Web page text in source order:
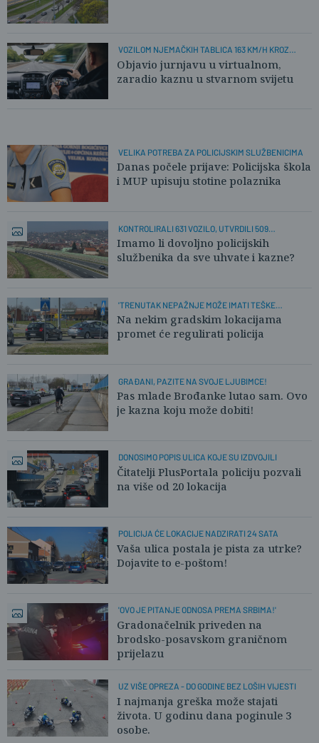
VOZILOM NJEMAČKIH TABLICA 163 KM/H KROZ
NASELJE
Objavio jurnjavu u virtualnom,
zaradio kaznu u stvarnom svijetu
VELIKA POTREBA ZA POLICIJSKIM SLUŽBENICIMA
Danas počele prijave: Policijska škola
i MUP upisuju stotine polaznika
KONTROLIRALI 631 VOZILO, UTVRDILI 509
PREKRŠAJA
Imamo li dovoljno policijskih
službenika da sve uhvate i kazne?
'TRENUTAK NEPAŽNJE MOŽE IMATI TEŠKE
POSLJEDICE!'
Na nekim gradskim lokacijama
promet će regulirati policija
GRAĐANI, PAZITE NA SVOJE LJUBIMCE!
Pas mlade Brođanke lutao sam. Ovo
je kazna koju može dobiti!
DONOSIMO POPIS ULICA KOJE SU IZDVOJILI
Čitatelji PlusPortala policiju pozvali
na više od 20 lokacija
POLICIJA ĆE LOKACIJE NADZIRATI 24 SATA
Vaša ulica postala je pista za utrke?
Dojavite to e-poštom!
'OVO JE PITANJE ODNOSA PREMA SRBIMA!'
Gradonačelnik priveden na
brodsko-posavskom graničnom
prijelazu
UZ VIŠE OPREZA - DO GODINE BEZ LOŠIH VIJESTI
I najmanja greška može stajati
života. U godinu dana poginule 3
osobe.